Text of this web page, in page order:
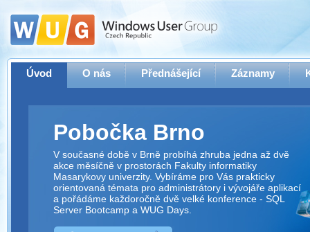
Úvod O nás Přednášející Záznamy
Pobočka Brno
V současné době v Brně probíhá zhruba jedna až dvě
akce měsíčně v prostorách Fakulty informatiky
Masarykovy univerzity. Vybíráme pro Vás prakticky
orientovaná témata pro administrátory i vývojáře aplikací
a pořádáme každoročně dvě velké konference - SQL
Server Bootcamp a WUG Days.